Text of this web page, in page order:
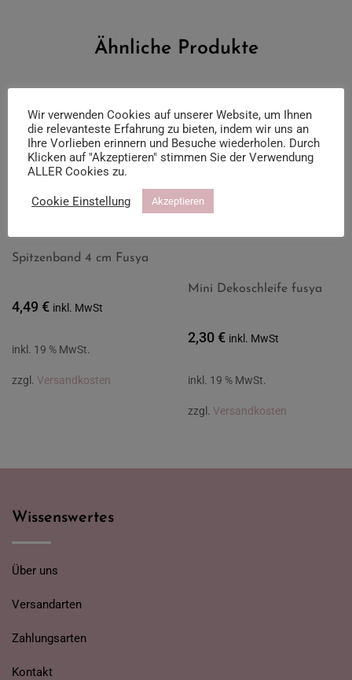
Ähnliche Produkte
Spitzenband 4 cm Fusya
4,49 € inkl. MwSt
inkl. 19 % MwSt.
zzgl. Versandkosten
Mini Dekoschleife fusya
2,30 € inkl. MwSt
inkl. 19 % MwSt.
zzgl. Versandkosten
Wissenswertes
Über uns
Versandarten
Zahlungsarten
Kontakt
Wir verwenden Cookies auf unserer Website, um Ihnen
die relevanteste Erfahrung zu bieten, indem wir uns an
Ihre Vorlieben erinnern und Besuche wiederholen. Durch
Klicken auf "Akzeptieren" stimmen Sie der Verwendung
ALLER Cookies zu.
Cookie Einstellung Akzeptieren